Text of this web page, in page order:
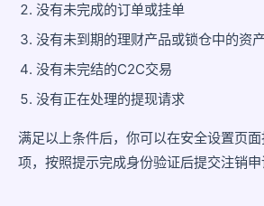
没有未完成的订单或挂单
没有未到期的理财产品或锁仓中的资产
没有未完结的C2C交易
没有正在处理的提现请求
满足以上条件后，你可以在安全设置页
项，按照提示完成身份验证后提交注销申